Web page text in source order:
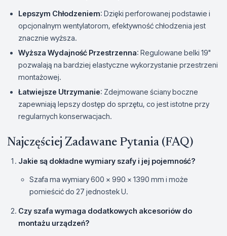
Lepszym Chłodzeniem: Dzięki perforowanej podstawie i
opcjonalnym wentylatorom, efektywność chłodzenia jest
znacznie wyższa.
Wyższa Wydajność Przestrzenna: Regulowane belki 19"
pozwalają na bardziej elastyczne wykorzystanie przestrzeni
montażowej.
Łatwiejsze Utrzymanie: Zdejmowane ściany boczne
zapewniają lepszy dostęp do sprzętu, co jest istotne przy
regularnych konserwacjach.
Najczęściej Zadawane Pytania (FAQ)
Jakie są dokładne wymiary szafy i jej pojemność?
Szafa ma wymiary 600 x 990 x 1390 mm i może
pomieścić do 27 jednostek U.
Czy szafa wymaga dodatkowych akcesoriów do
montażu urządzeń?